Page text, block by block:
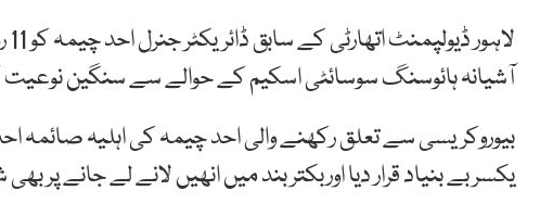
آشیانہ ہائوسنگ سوسائٹی اسکیم کے حوالے سے سنگین نوعیت
بیوروکریسی سے تعلق رکھنے والی احد چیمہ کی اہلیہ صائمہ
یکسر بے بنیاد قرار دیا اوربکتر بند میں انھیں لانے لے جانے پر